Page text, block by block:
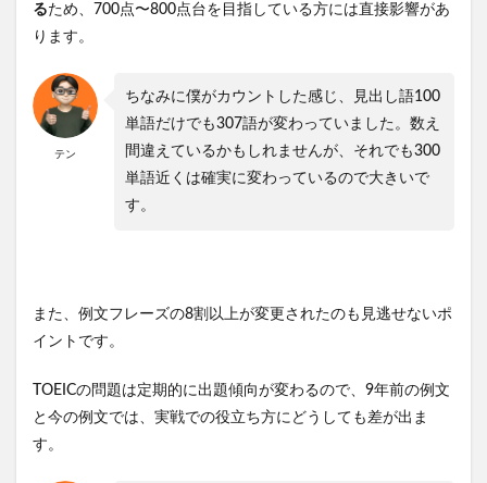
るため、700点〜800点台を目指している方には直接影響があ
ります。
テン
ちなみに僕がカウントした感じ、見出し語100
単語だけでも307語が変わっていました。数え
間違えているかもしれませんが、それでも300
単語近くは確実に変わっているので大きいで
す。
また、例文フレーズの8割以上が変更されたのも見逃せないポ
イントです。
TOEICの問題は定期的に出題傾向が変わるので、9年前の例文
と今の例文では、実戦での役立ち方にどうしても差が出ま
す。